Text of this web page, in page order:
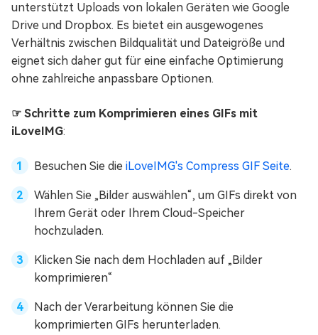
unterstützt Uploads von lokalen Geräten wie Google
Drive und Dropbox. Es bietet ein ausgewogenes
Verhältnis zwischen Bildqualität und Dateigröße und
eignet sich daher gut für eine einfache Optimierung
ohne zahlreiche anpassbare Optionen.
☞ Schritte zum Komprimieren eines GIFs mit
iLoveIMG:
Besuchen Sie die iLoveIMG's Compress GIF Seite.
Wählen Sie „Bilder auswählen“, um GIFs direkt von
Ihrem Gerät oder Ihrem Cloud-Speicher
hochzuladen.
Klicken Sie nach dem Hochladen auf „Bilder
komprimieren“
Nach der Verarbeitung können Sie die
komprimierten GIFs herunterladen.